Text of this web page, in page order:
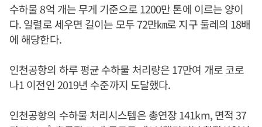
수하물 8억 개는 무게 기준으로 1200만 톤에 이르는 양이
다. 일렬로 세우면 길이는 모두 72만㎞로 지구 둘레의 18배
에 해당한다.
인천공항의 하루 평균 수하물 처리량은 17만여 개로 코로
나1 이전인 2019년 수준까지 도달했다.
인천공항의 수하물 처리시스템은 총연장 141km, 면적 37